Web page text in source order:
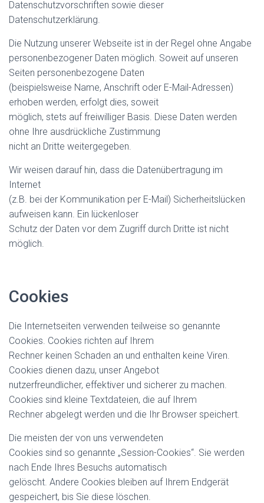
Datenschutzvorschriften sowie dieser
Datenschutzerklärung.
Die Nutzung unserer Webseite ist in der Regel ohne Angabe
personenbezogener Daten möglich. Soweit auf unseren
Seiten personenbezogene Daten
(beispielsweise Name, Anschrift oder E-Mail-Adressen)
erhoben werden, erfolgt dies, soweit
möglich, stets auf freiwilliger Basis. Diese Daten werden
ohne Ihre ausdrückliche Zustimmung
nicht an Dritte weitergegeben.
Wir weisen darauf hin, dass die Datenübertragung im
Internet
(z.B. bei der Kommunikation per E-Mail) Sicherheitslücken
aufweisen kann. Ein lückenloser
Schutz der Daten vor dem Zugriff durch Dritte ist nicht
möglich.
Cookies
Die Internetseiten verwenden teilweise so genannte
Cookies. Cookies richten auf Ihrem
Rechner keinen Schaden an und enthalten keine Viren.
Cookies dienen dazu, unser Angebot
nutzerfreundlicher, effektiver und sicherer zu machen.
Cookies sind kleine Textdateien, die auf Ihrem
Rechner abgelegt werden und die Ihr Browser speichert.
Die meisten der von uns verwendeten
Cookies sind so genannte „Session-Cookies“. Sie werden
nach Ende Ihres Besuchs automatisch
gelöscht. Andere Cookies bleiben auf Ihrem Endgerät
gespeichert, bis Sie diese löschen.